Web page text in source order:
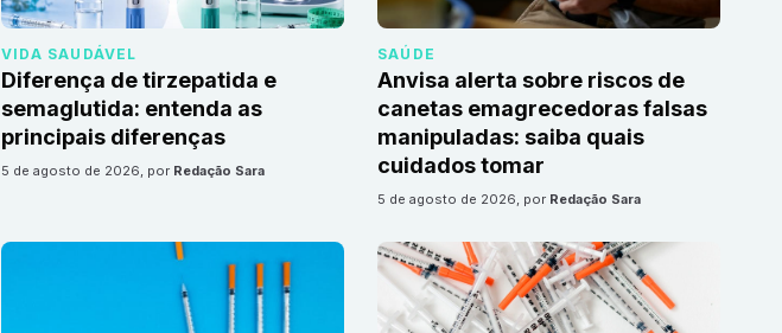
VIDA SAUDÁVEL
Diferença de tirzepatida e
semaglutida: entenda as
principais diferenças
5 de agosto de 2026, por Redação Sara
SAÚDE
Anvisa alerta sobre riscos de
canetas emagrecedoras falsas
manipuladas: saiba quais
cuidados tomar
5 de agosto de 2026, por Redação Sara